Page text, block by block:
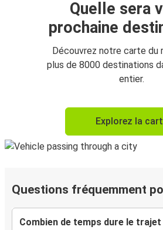
Quelle sera
prochaine
Découvrez notre carte du
plus de 8000 destinations
entier.
Explorez la
Questions fréquemment
Combien de temps dure le trajet